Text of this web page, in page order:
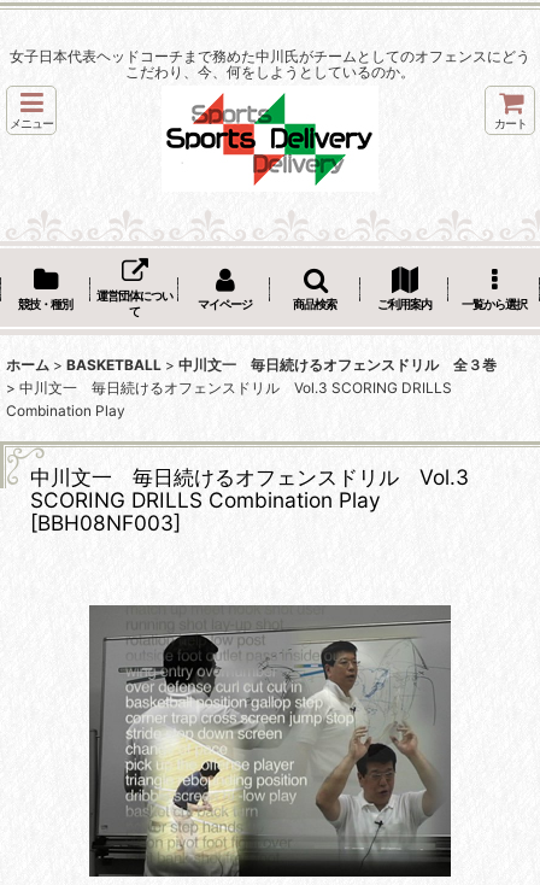
女子日本代表ヘッドコーチまで務めた中川氏がチームとしてのオフェンスにどう
こだわり、今、何をしようとしているのか。
メニュー カート
競技・種別
運営団体につい
て
マイページ 商品検索 ご利用案内 一覧から選択
ホーム > BASKETBALL > 中川文一 毎日続けるオフェンスドリル 全３巻
> 中川文一 毎日続けるオフェンスドリル Vol.3 SCORING DRILLS
Combination Play
中川文一 毎日続けるオフェンスドリル Vol.3
SCORING DRILLS Combination Play
[BBH08NF003]